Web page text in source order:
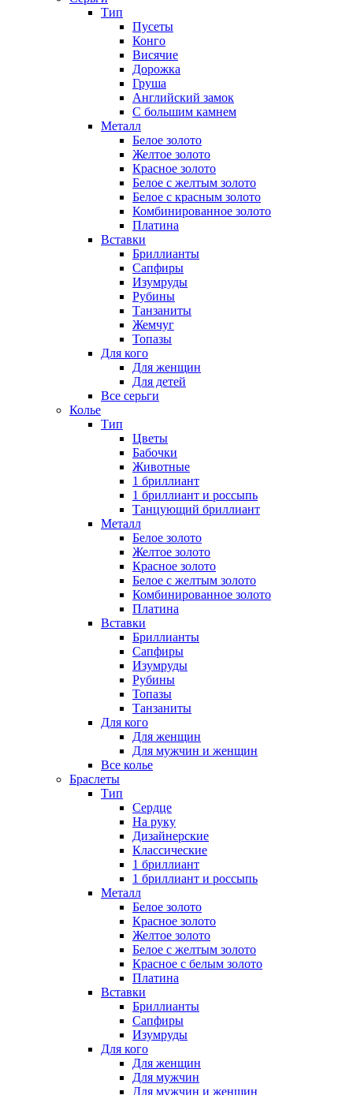
Тип
Пусеты
Конго
Висячие
Дорожка
Груша
Английский замок
С большим камнем
Металл
Белое золото
Желтое золото
Красное золото
Белое с желтым золото
Белое с красным золото
Комбинированное золото
Платина
Вставки
Бриллианты
Сапфиры
Изумруды
Рубины
Танзаниты
Жемчуг
Топазы
Для кого
Для женщин
Для детей
Все серьги
Колье
Тип
Цветы
Бабочки
Животные
1 бриллиант
1 бриллиант и россыпь
Танцующий бриллиант
Металл
Белое золото
Желтое золото
Красное золото
Белое с желтым золото
Комбинированное золото
Платина
Вставки
Бриллианты
Сапфиры
Изумруды
Рубины
Топазы
Танзаниты
Для кого
Для женщин
Для мужчин и женщин
Все колье
Браслеты
Тип
Сердце
На руку
Дизайнерские
Классические
1 бриллиант
1 бриллиант и россыпь
Металл
Белое золото
Красное золото
Желтое золото
Белое с желтым золото
Красное с белым золото
Платина
Вставки
Бриллианты
Сапфиры
Изумруды
Для кого
Для женщин
Для мужчин
Для мужчин и женщин